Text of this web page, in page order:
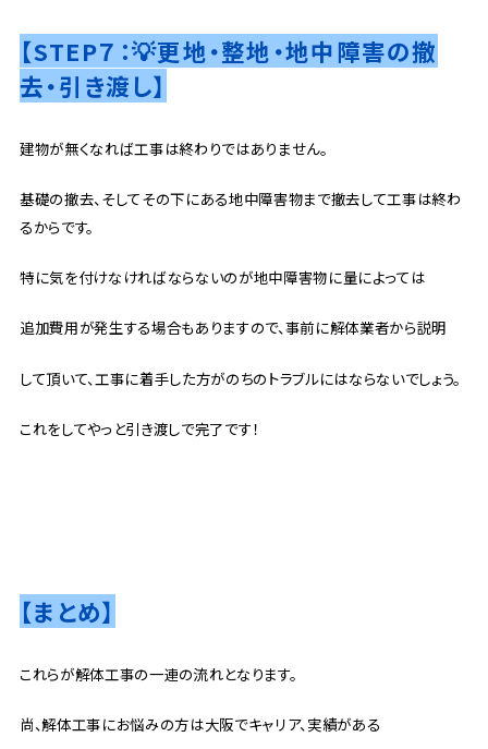
【STEP７：💡更地・整地・地中障害の撤
去・引き渡し】
建物が無くなれば工事は終わりではありません。
基礎の撤去、そしてその下にある地中障害物まで撤去して工事は終わ
るからです。
特に気を付けなければならないのが地中障害物に量によっては
追加費用が発生する場合もありますので、事前に解体業者から説明
して頂いて、工事に着手した方がのちのトラブルにはならないでしょう。
これをしてやっと引き渡しで完了です！
【まとめ】
これらが解体工事の一連の流れとなります。
尚、解体工事にお悩みの方は大阪でキャリア、実績がある